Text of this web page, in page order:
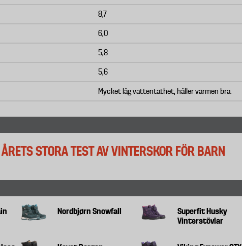
8,7
6,0
5,8
5,6
Mycket låg vattentäthet, håller värmen bra.
STORA TEST AV VINTERSKOR FÖR BARN
Nordbjørn Snowfall
Superfit Husky
Vinterstövlar